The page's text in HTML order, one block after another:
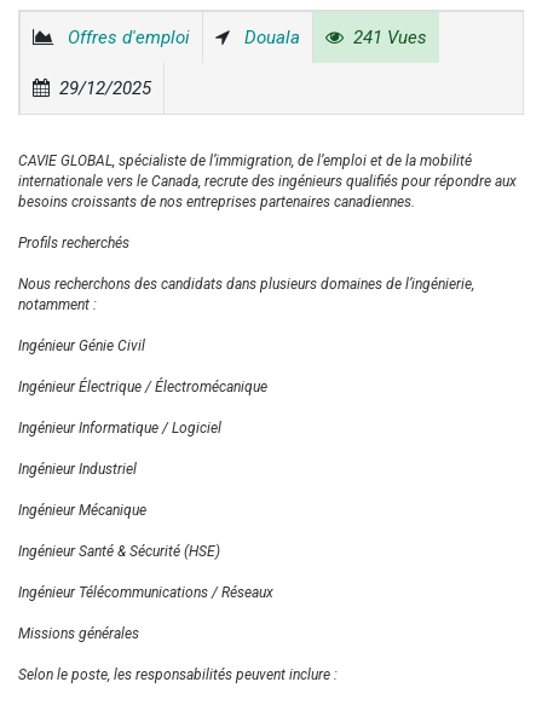
Offres d'emploi Douala 241 Vues
29/12/2025
CAVIE GLOBAL, spécialiste de l’immigration, de l’emploi et de la mobilité
internationale vers le Canada, recrute des ingénieurs qualifiés pour répondre aux
besoins croissants de nos entreprises partenaires canadiennes.
Profils recherchés
Nous recherchons des candidats dans plusieurs domaines de l’ingénierie,
notamment :
Ingénieur Génie Civil
Ingénieur Électrique / Électromécanique
Ingénieur Informatique / Logiciel
Ingénieur Industriel
Ingénieur Mécanique
Ingénieur Santé & Sécurité (HSE)
Ingénieur Télécommunications / Réseaux
Missions générales
Selon le poste, les responsabilités peuvent inclure :